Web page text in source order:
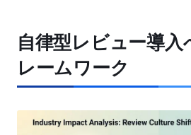
自律型レビュー導入
レームワーク